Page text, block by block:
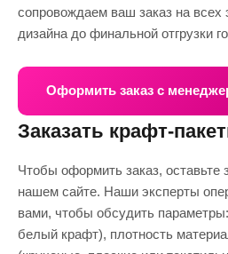
сопровождаем ваш заказ на всех
дизайна до финальной отгрузки
Оформить заказ с
Заказать крафт-
Чтобы оформить заказ, оставьте
нашем сайте. Наши эксперты
вами, чтобы обсудить
белый крафт), плотность